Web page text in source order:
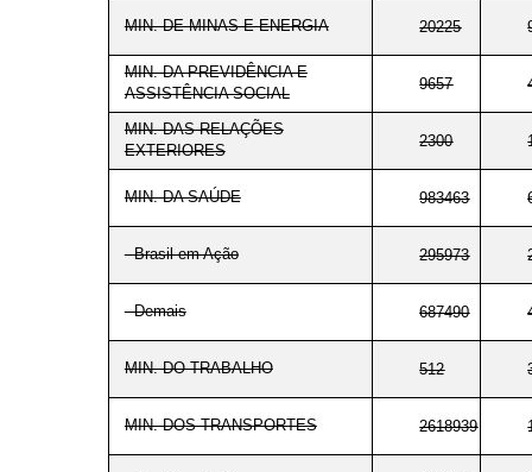
MIN. DE MINAS E ENERGIA 20225
MIN. DA PREVIDÊNCIA E
ASSISTÊNCIA SOCIAL
9657
MIN. DAS RELAÇÕES
EXTERIORES
2300
MIN. DA SAÚDE 983463
- Brasil em Ação 295973
- Demais 687490
MIN. DO TRABALHO 512
MIN. DOS TRANSPORTES 2618939